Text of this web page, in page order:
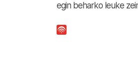
egin beharko leuke